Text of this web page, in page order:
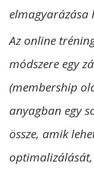
elmagyarázása
Az online
módszere egy
(membership
anyagban egy
össze, amik